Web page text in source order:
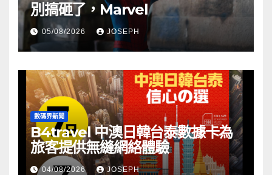
別搞砸了，Marvel
05/08/2026 JOSEPH
數碼界新聞
B4travel 中澳日韓台泰數據卡為
旅客提供無縫網絡體驗
04/08/2026 JOSEPH